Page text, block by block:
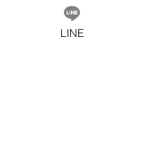
1級LINE